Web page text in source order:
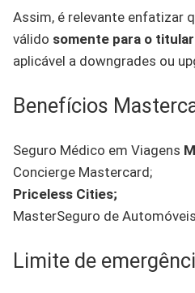
Assim, é relevante enfatizar
válido somente para o titular
aplicável a downgrades ou
Benefícios
Seguro Médico em Viagens
Concierge Mastercard;
Priceless Cities;
MasterSeguro de
Limite de